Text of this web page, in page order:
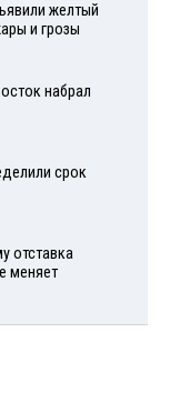
желтый
и грозы
набрал
срок
отставка
меняет